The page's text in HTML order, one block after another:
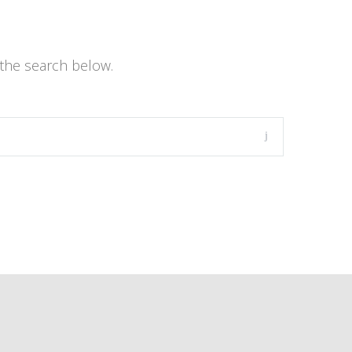
search below.